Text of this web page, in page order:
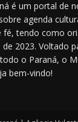
é um portal de
agenda
fé, tendo como
2023. Voltado
o Paraná, o
bem-vindo!